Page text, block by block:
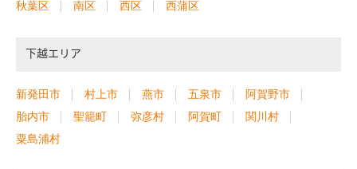
秋葉区
南区 西区 西蒲区
下越エリア
新発田市 村上市 燕市 五泉市
阿賀野市
胎内市
聖籠町 弥彦村 阿賀町
関川村
粟島浦村